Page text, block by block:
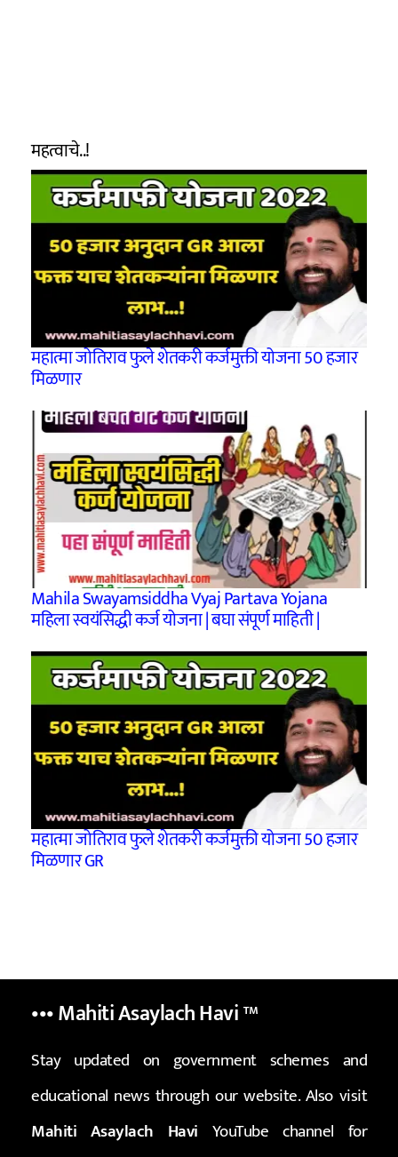
महत्वाचे..!
महात्मा जोतिराव फुले शेतकरी कर्जमुक्ती योजना 50 हजार
मिळणार
Mahila Swayamsiddha Vyaj Partava Yojana
महिला स्वयंसिद्धी कर्ज योजना | बघा संपूर्ण माहिती |
महात्मा जोतिराव फुले शेतकरी कर्जमुक्ती योजना 50 हजार
मिळणार GR
••• Mahiti Asaylach Havi™
Stay updated on government schemes and
educational news through our website. Also visit
Mahiti Asaylach Havi YouTube channel for